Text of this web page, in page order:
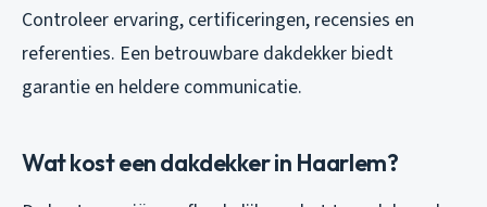
Controleer ervaring, certificeringen, recensies en
referenties. Een betrouwbare dakdekker biedt
garantie en heldere communicatie.
Wat kost een dakdekker in Haarlem?